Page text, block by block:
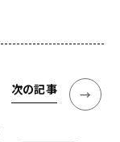
次の記事